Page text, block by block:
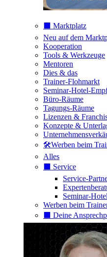
⬛️ Marktplatz
Neu auf dem
Kooperation
Tools & Werkzeuge
Mentoren
Dies & das
Trainer-Flohmarkt
Seminar-Hotel-
Büro-Räume
Tagungs-Räume
Lizenzen &
Konzepte &
🛠️Werben beim
Alles
⬛️ Service
Service-
Seminar-
Werben beim
⬛️ Deine